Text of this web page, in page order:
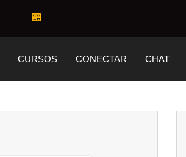
CURSOS CONECTAR CHAT